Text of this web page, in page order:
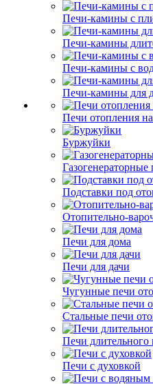
Печи-камины с
Печи-камины
Печи-камины с
Печи-камины для
Печи отопления
Буржуйки
Подставки под
Отопительно-
Печи для дома
Печи для дачи
Чугунные печи
Стальные печи
Печи длительного
Печи с духовкой